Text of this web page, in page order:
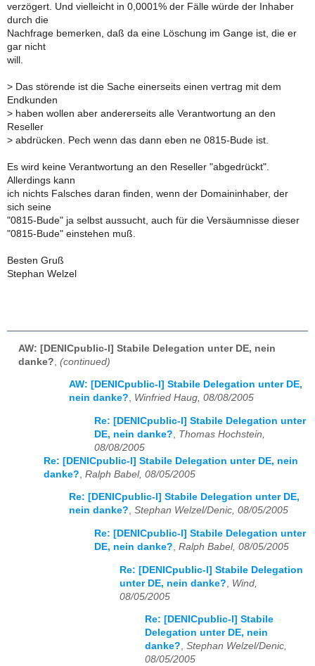
verzögert. Und vielleicht in 0,0001% der Fälle würde der Inhaber
durch die
Nachfrage bemerken, daß da eine Löschung im Gange ist, die er
gar nicht
will.
> Das störende ist die Sache einerseits einen vertrag mit dem
Endkunden
> haben wollen aber andererseits alle Verantwortung an den
Reseller
> abdrücken. Pech wenn das dann eben ne 0815-Bude ist.
Es wird keine Verantwortung an den Reseller "abgedrückt".
Allerdings kann
ich nichts Falsches daran finden, wenn der Domaininhaber, der
sich seine
"0815-Bude" ja selbst aussucht, auch für die Versäumnisse dieser
"0815-Bude" einstehen muß.
Besten Gruß
Stephan Welzel
AW: [DENICpublic-l] Stabile Delegation unter DE, nein
danke? (continued)
AW: [DENICpublic-l] Stabile Delegation unter DE,
nein danke?, Winfried Haug, 08/08/2005
Re: [DENICpublic-l] Stabile Delegation unter
DE, nein danke?
Thomas Hochstein,
08/08/2005
Re: [DENICpublic-l] Stabile Delegation unter DE, nein
danke? Ralph Babel, 08/05/2005
Re: [DENICpublic-l] Stabile Delegation unter DE,
nein danke?, Stephan Welzel/Denic, 08/05/2005
Re: [DENICpublic-l] Stabile Delegation unter
DE, nein danke? Ralph Babel, 08/05/2005
Re: [DENICpublic-l] Stabile Delegation
unter DE, nein danke?
Wind,
08/05/2005
Re: [DENICpublic-l] Stabile
Delegation unter DE, nein
danke?, Stephan Welzel/Denic,
08/05/2005